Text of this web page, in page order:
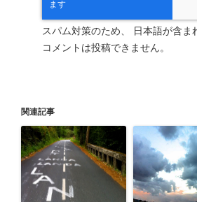
スパム対策のため、 日本語が含ま
コメントは投稿できません。
関連記事